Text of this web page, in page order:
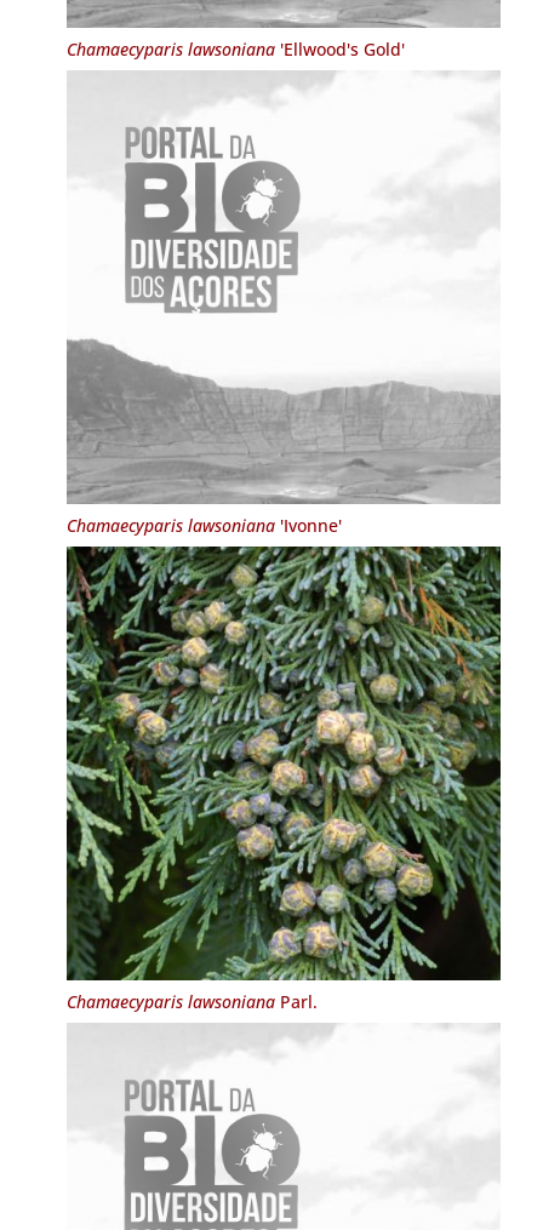
Chamaecyparis lawsoniana'Ellwood's Gold'
Chamaecyparis lawsoniana'Ivonne'
Chamaecyparis lawsonianaParl.